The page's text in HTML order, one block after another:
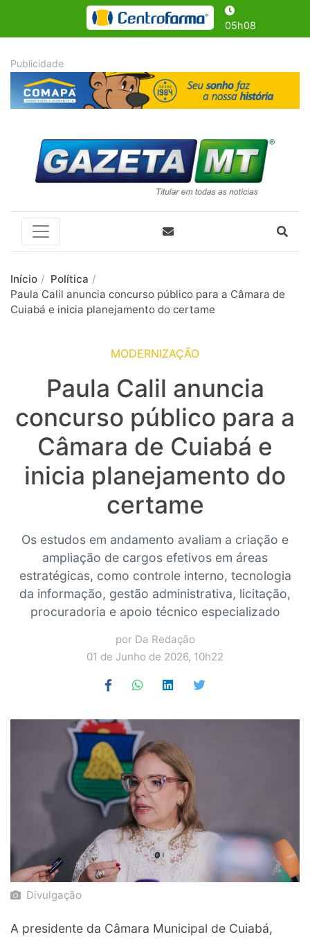
05h08
Início
Política
Paula Calil anuncia concurso público para a Câmara de
Cuiabá e inicia planejamento do certame
MODERNIZAÇÃO
Paula Calil anuncia
concurso público para a
Câmara de Cuiabá e
inicia planejamento do
certame
Os estudos em andamento avaliam a criação e
ampliação de cargos efetivos em áreas
estratégicas, como controle interno, tecnologia
da informação, gestão administrativa, licitação,
procuradoria e apoio técnico especializado
por Da Redação
01 de Junho de 2026, 10h22
Divulgação
A presidente da Câmara Municipal de Cuiabá,